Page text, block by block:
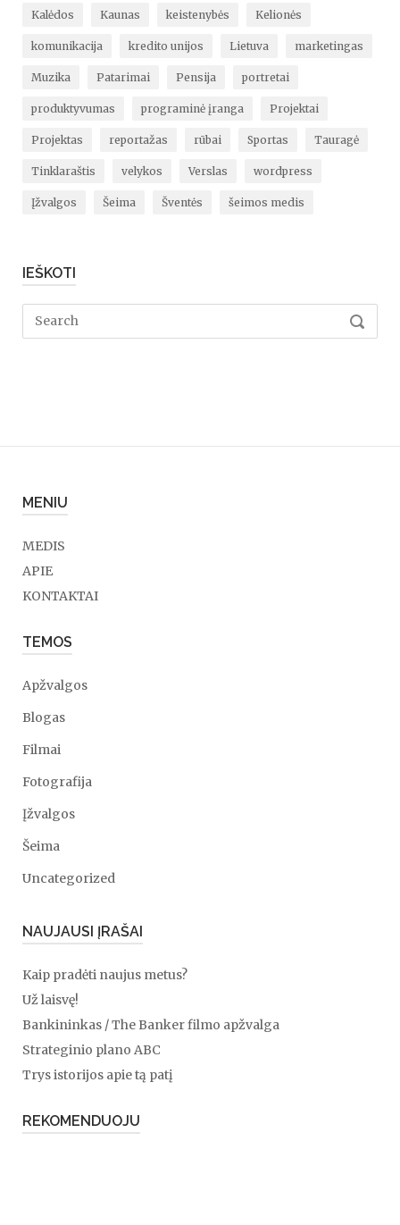
Kalėdos Kaunas keistenybės Kelionės
komunikacija kredito unijos Lietuva marketingas
Muzika Patarimai Pensija portretai
produktyvumas programinė įranga Projektai
Projektas reportažas rūbai Sportas Tauragė
Tinklaraštis velykos Verslas wordpress
Įžvalgos Šeima Šventės šeimos medis
IEŠKOTI
Search
MENIU
MEDIS
APIE
KONTAKTAI
TEMOS
Apžvalgos
Blogas
Filmai
Fotografija
Įžvalgos
Šeima
Uncategorized
NAUJAUSI ĮRAŠAI
Kaip pradėti naujus metus?
Už laisvę!
Bankininkas / The Banker filmo apžvalga
Strateginio plano ABC
Trys istorijos apie tą patį
REKOMENDUOJU